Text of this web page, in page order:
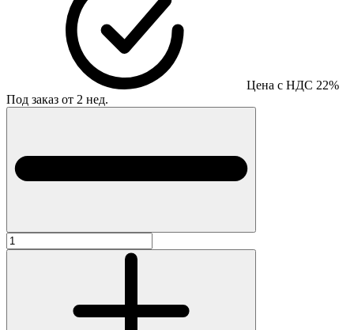
Цена с НДС 22%
Под заказ от 2 нед.